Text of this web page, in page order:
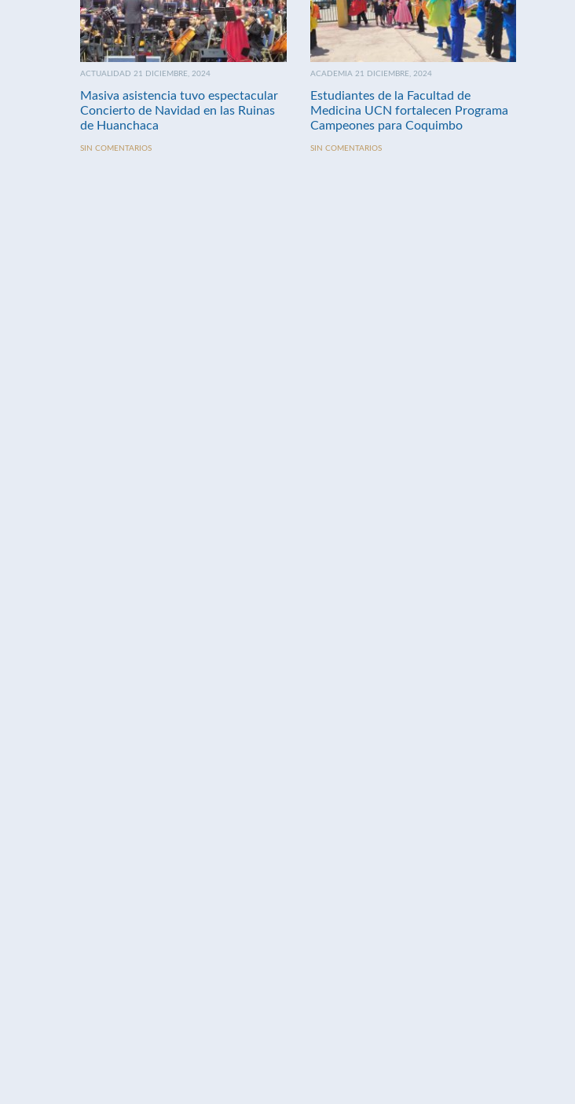
ACTUALIDAD 21 DICIEMBRE, 2024
Masiva asistencia tuvo espectacular
Concierto de Navidad en las Ruinas
de Huanchaca
SIN COMENTARIOS
ACADEMIA 21 DICIEMBRE, 2024
Estudiantes de la Facultad de
Medicina UCN fortalecen Programa
Campeones para Coquimbo
SIN COMENTARIOS